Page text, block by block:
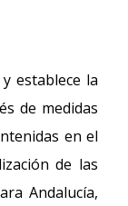
establece la
de medidas
en el
de las
Andalucía,